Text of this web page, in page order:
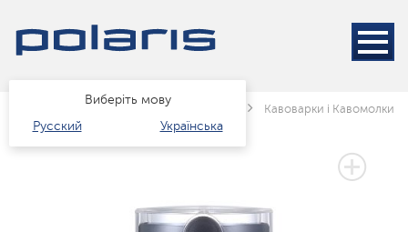
Виберіть мову
Русский
Українська
Каталог Техніка для кухні Кавоварки і Кавомолки